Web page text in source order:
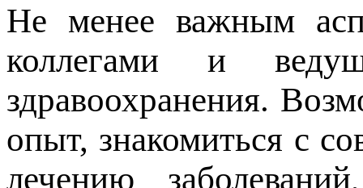
Не менее важным
коллегами и
здравоохранения.
опыт, знакомиться с
лечению